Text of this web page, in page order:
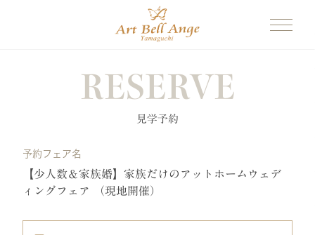
RESERVE
見学予約
予約フェア名
【少人数＆家族婚】家族だけのアットホームウェデ
ィングフェア （現地開催）